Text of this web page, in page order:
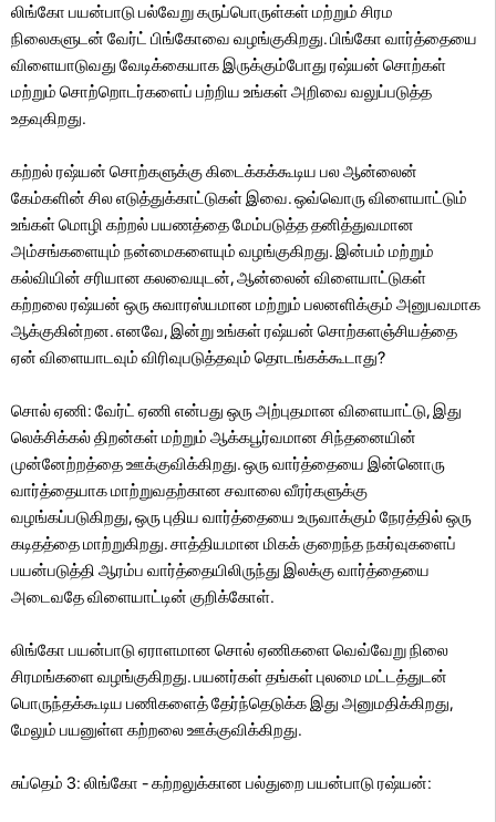
லிங்கோ பயன்பாடு பல்வேறு கருப்பொருள்கள் மற்றும் சிரம
நிலைகளுடன் வேர்ட் பிங்கோவை வழங்குகிறது. பிங்கோ வார்த்தையை
விளையாடுவது வேடிக்கையாக இருக்கும்போது ரஷ்யன் சொற்கள்
மற்றும் சொற்றொடர்களைப் பற்றிய உங்கள் அறிவை வலுப்படுத்த
உதவுகிறது.
கற்றல் ரஷ்யன் சொற்களுக்கு கிடைக்கக்கூடிய பல ஆன்லைன்
கேம்களின் சில எடுத்துக்காட்டுகள் இவை. ஒவ்வொரு விளையாட்டும்
உங்கள் மொழி கற்றல் பயணத்தை மேம்படுத்த தனித்துவமான
அம்சங்களையும் நன்மைகளையும் வழங்குகிறது. இன்பம் மற்றும்
கல்வியின் சரியான கலவையுடன், ஆன்லைன் விளையாட்டுகள்
கற்றலை ரஷ்யன் ஒரு சுவாரஸ்யமான மற்றும் பலனளிக்கும் அனுபவமாக
ஆக்குகின்றன. எனவே, இன்று உங்கள் ரஷ்யன் சொற்களஞ்சியத்தை
ஏன் விளையாடவும் விரிவுபடுத்தவும் தொடங்கக்கூடாது?
சொல் ஏணி: வேர்ட் ஏணி என்பது ஒரு அற்புதமான விளையாட்டு, இது
லெக்சிக்கல் திறன்கள் மற்றும் ஆக்கபூர்வமான சிந்தனையின்
முன்னேற்றத்தை ஊக்குவிக்கிறது. ஒரு வார்த்தையை இன்னொரு
வார்த்தையாக மாற்றுவதற்கான சவாலை வீரர்களுக்கு
வழங்கப்படுகிறது, ஒரு புதிய வார்த்தையை உருவாக்கும் நேரத்தில் ஒரு
கடிதத்தை மாற்றுகிறது. சாத்தியமான மிகக் குறைந்த நகர்வுகளைப்
பயன்படுத்தி ஆரம்ப வார்த்தையிலிருந்து இலக்கு வார்த்தையை
அடைவதே விளையாட்டின் குறிக்கோள்.
லிங்கோ பயன்பாடு ஏராளமான சொல் ஏணிகளை வெவ்வேறு நிலை
சிரமங்களை வழங்குகிறது. பயனர்கள் தங்கள் புலமை மட்டத்துடன்
பொருந்தக்கூடிய பணிகளைத் தேர்ந்தெடுக்க இது அனுமதிக்கிறது,
மேலும் பயனுள்ள கற்றலை ஊக்குவிக்கிறது.
சுப்தெம் 3: லிங்கோ - கற்றலுக்கான பல்துறை பயன்பாடு ரஷ்யன்: